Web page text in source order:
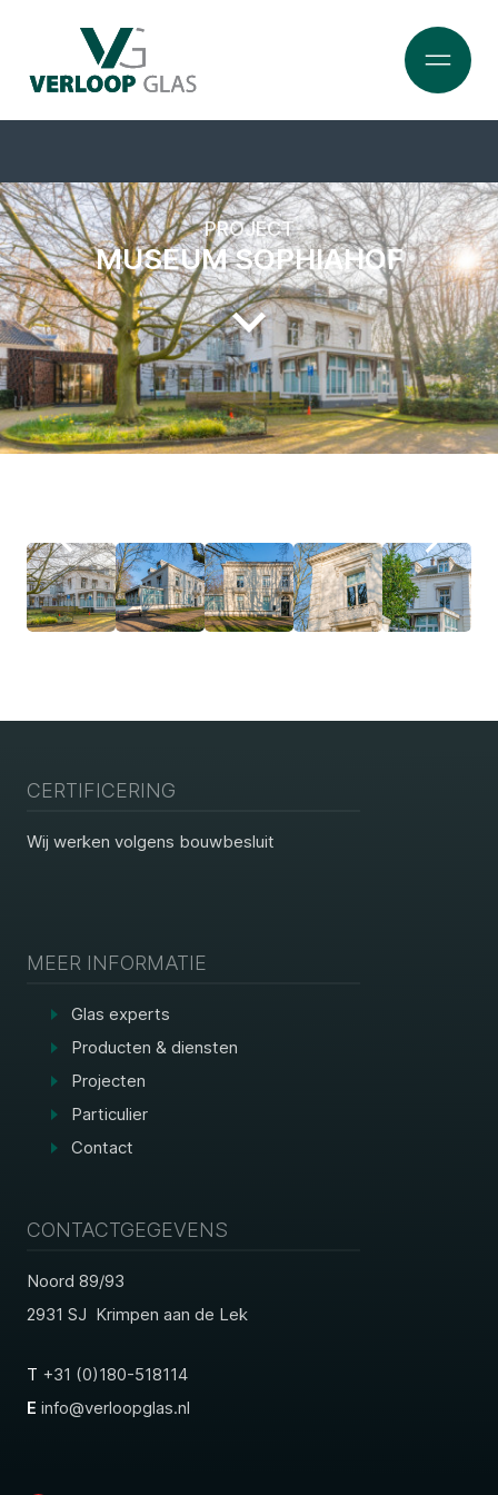
PROJECT
MUSEUM SOPHIAHOF
CERTIFICERING
Wij werken volgens bouwbesluit
MEER INFORMATIE
Glas experts
Producten & diensten
Projecten
Particulier
Contact
CONTACTGEGEVENS
Noord 89/93
2931 SJ Krimpen aan de Lek
T +31 (0)180-518114
E info@verloopglas.nl